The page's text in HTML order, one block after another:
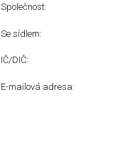
Společnost:
Se sídlem:
IČ/DIČ:
E-mailová adresa: